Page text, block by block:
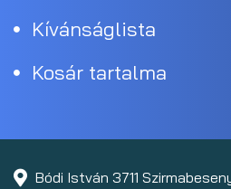
Kívánságlista
Kosár tartalma
Bódi István 3711